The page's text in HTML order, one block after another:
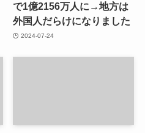
で1億2156万人に→地方は
外国人だらけになりました
2024-07-24